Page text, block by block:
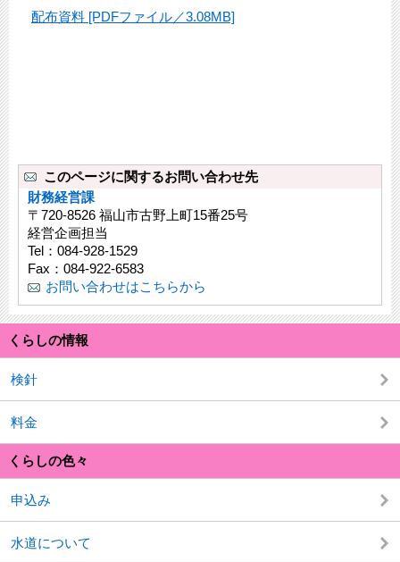
くらしの情報
検針
料金
くらしの色々
申込み
水道について
配布資料 [PDFファイル／3.08MB]
このページに関するお問い合わせ先
財務経営課
〒720-8526 福山市古野上町15番25号
経営企画担当
Tel：084-928-1529
Fax：084-922-6583
お問い合わせはこちらから